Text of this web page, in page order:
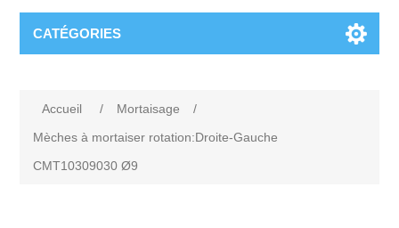
CATÉGORIES
Accueil / Mortaisage
/
Mèches à mortaiser rotation:Droite-Gauche
CMT10309030 Ø9